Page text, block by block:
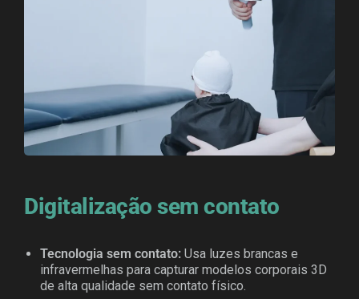
Digitalização sem contato
Tecnologia sem contato: Usa luzes brancas e
infravermelhas para capturar modelos corporais 3D
de alta qualidade sem contato físico.